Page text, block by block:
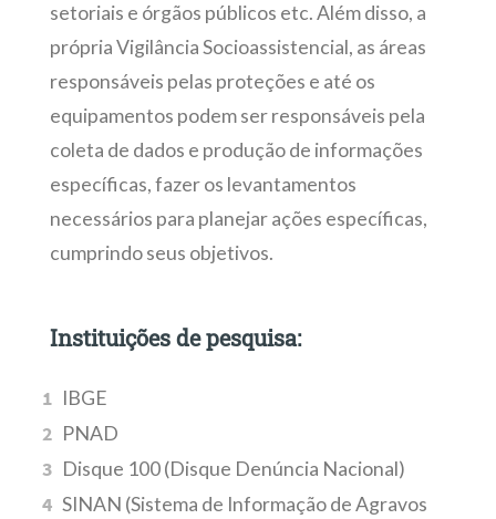
setoriais e órgãos públicos etc. Além disso, a
própria Vigilância Socioassistencial, as áreas
responsáveis pelas proteções e até os
equipamentos podem ser responsáveis pela
coleta de dados e produção de informações
específicas, fazer os levantamentos
necessários para planejar ações específicas,
cumprindo seus objetivos.
Instituições de pesquisa:
IBGE
PNAD
Disque 100 (Disque Denúncia Nacional)
SINAN (Sistema de Informação de Agravos